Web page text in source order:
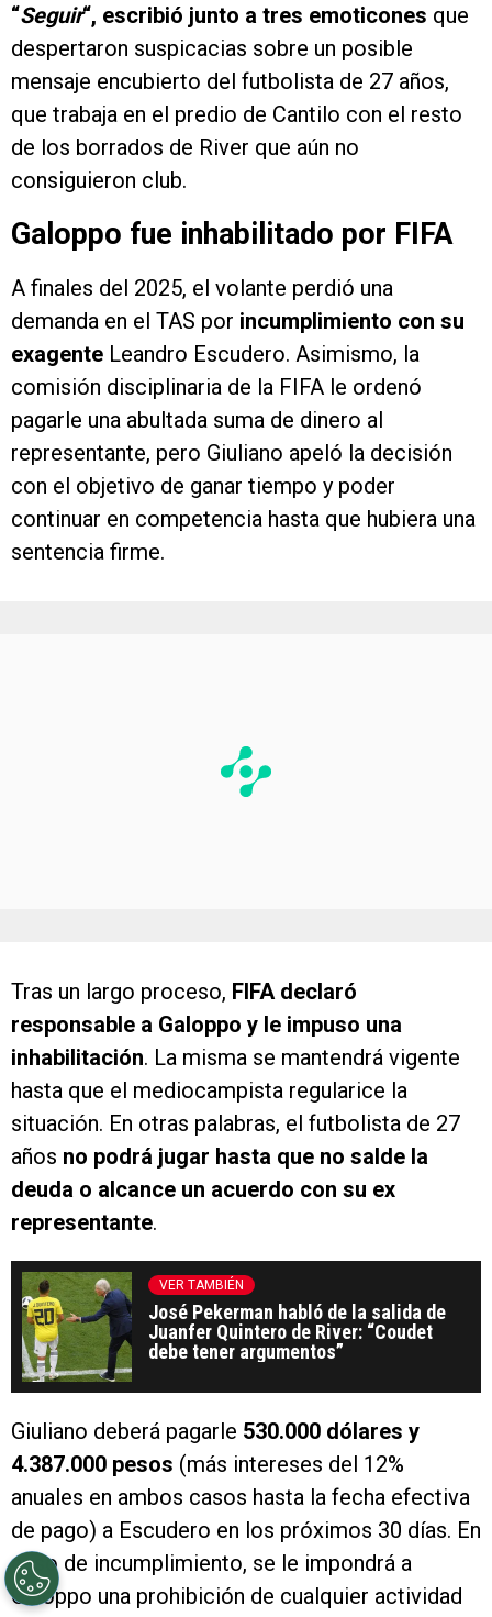
“Seguir“, escribió junto a tres emoticones que
despertaron suspicacias sobre un posible
mensaje encubierto del futbolista de 27 años,
que trabaja en el predio de Cantilo con el resto
de los borrados de River que aún no
consiguieron club.
Galoppo fue inhabilitado por FIFA
A finales del 2025, el volante perdió una
demanda en el TAS por incumplimiento con su
exagente Leandro Escudero. Asimismo, la
comisión disciplinaria de la FIFA le ordenó
pagarle una abultada suma de dinero al
representante, pero Giuliano apeló la decisión
con el objetivo de ganar tiempo y poder
continuar en competencia hasta que hubiera una
sentencia firme.
Tras un largo proceso, FIFA declaró
responsable a Galoppo y le impuso una
inhabilitación. La misma se mantendrá vigente
hasta que el mediocampista regularice la
situación. En otras palabras, el futbolista de 27
años no podrá jugar hasta que no salde la
deuda o alcance un acuerdo con su ex
representante.
VER TAMBIÉN
José Pekerman habló de la salida de
Juanfer Quintero de River: “Coudet
debe tener argumentos”
Giuliano deberá pagarle 530.000 dólares y
4.387.000 pesos (más intereses del 12%
anuales en ambos casos hasta la fecha efectiva
de pago) a Escudero en los próximos 30 días. En
caso de incumplimiento, se le impondrá a
Galoppo una prohibición de cualquier actividad